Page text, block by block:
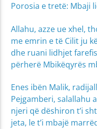
Porosia e tretë: Mbaji
Allahu, azze ue xhel,
me emrin e të Cilit ju
dhe ruani lidhjet
përherë Mbikëqyrës
Enes ibën Malik,
Pejgamberi, salallahu
njeri që dëshiron t’i
jeta, le t’i mbajë